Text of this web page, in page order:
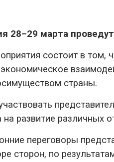
28–29 марта
состоит в
страны.
развитие различных
переговоры
сторон, по